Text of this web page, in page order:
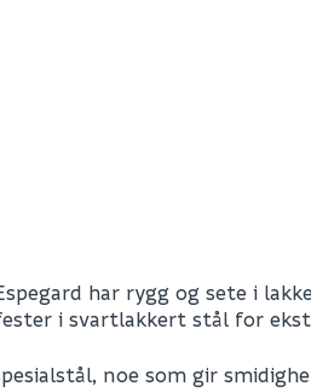
har rygg og sete i
i svartlakkert stål for
noe som gir